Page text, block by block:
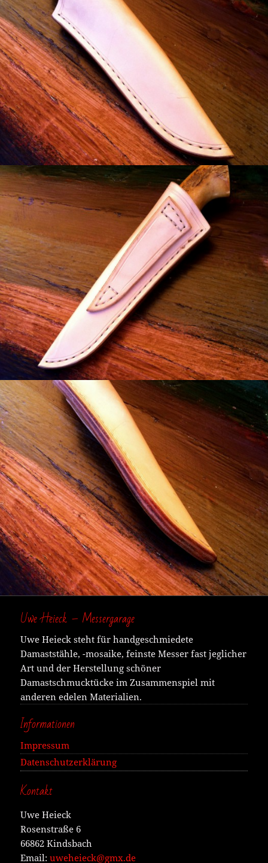
Uwe Heieck – Messergarage
Uwe Heieck steht für handgeschmiedete
Damaststähle, -mosaike, feinste Messer fast jeglicher
Art und der Herstellung schöner
Damastschmucktücke im Zusammenspiel mit
anderen edelen Materialien.
Informationen
Impressum
Datenschutzerklärung
Kontakt
Uwe Heieck
Rosenstraße 6
66862 Kindsbach
Email: uweheieck@gmx.de